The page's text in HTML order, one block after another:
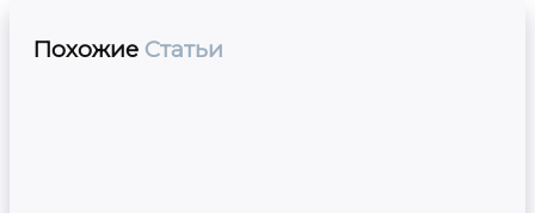
Похожие Статьи